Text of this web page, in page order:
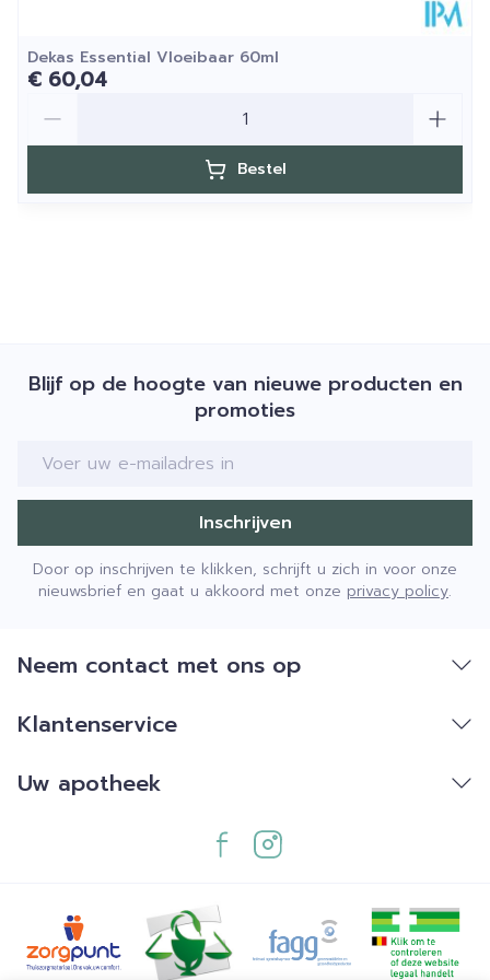
Dekas Essential Vloeibaar 60ml
€ 60,04
Bestel
Blijf op de hoogte van nieuwe producten en
promoties
E-mail adres
Inschrijven
Door op inschrijven te klikken, schrijft u zich in voor onze
nieuwsbrief en gaat u akkoord met onze privacy policy.
Neem contact met ons op
Klantenservice
Uw apotheek